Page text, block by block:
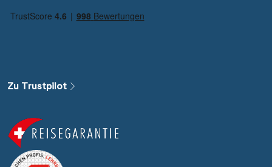
Zu Trustpilot
Alle Gewässer
Alle Schiffe